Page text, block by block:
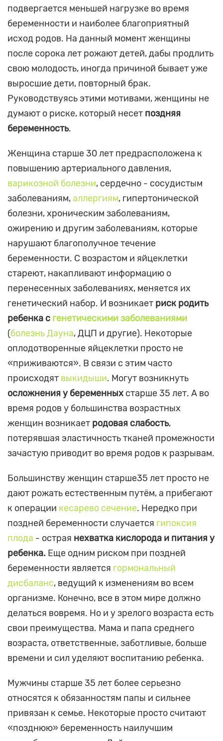
подвергается меньшей нагрузке во время
беременности и наиболее благоприятный
исход родов. На данный момент женщины
после сорока лет рожают детей, дабы продлить
свою молодость, иногда причиной бывает уже
выросшие дети, повторный брак.
Руководствуясь этими мотивами, женщины не
думают о риске, который несет поздняя
беременность.
Женщина старше 30 лет предрасположена к
повышению артериального давления,
варикозной болезни, сердечно - сосудистым
заболеваниям,аллергиям, гипертонической
болезни, хроническим заболеваниям,
ожирению и другим заболеваниям, которые
нарушают благополучное течение
беременности. С возрастом и яйцеклетки
стареют, накапливают информацию о
перенесенных заболеваниях, меняется их
генетический набор. И возникает риск родить
ребенка с генетическими заболеваниями
(болезнь Дауна, ДЦП и другие). Некоторые
оплодотворенные яйцеклетки просто не
«приживаются». В связи с этим часто
происходят выкидыши. Могут возникнуть
осложнения у беременных старше 35 лет. А во
время родов у большинства возрастных
женщин возникает родовая слабость,
потерявшая эластичность тканей промежности
зачастую приводит во время родов к разрывам.
Большинству женщин старше35 лет просто не
дают рожать естественным путём, а прибегают
к операции кесарево сечение. Нередко при
поздней беременности случается гипоксия
плода - острая нехватка кислорода и питания у
ребенка. Еще одним риском при поздней
беременности является гормональный
дисбаланс, ведущий к изменениям во всем
организме. Конечно, все в этом мире должно
делаться вовремя. Но и у зрелого возраста есть
свои преимущества. Мама и папа среднего
возраста, ответственные, заботливые, больше
времени и сил уделяют воспитанию ребенка.
Мужчины старше 35 лет более серьезно
относятся к обязанностям папы и сильнее
привязан к семье. Некоторые просто считают
«позднюю» беременность наилучшим